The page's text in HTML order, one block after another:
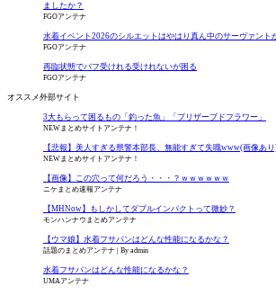
ましたか？
FGOアンテナ
水着イベント2026のシルエットはやはり真ん中のサーヴァント
FGOアンテナ
再臨状態でバフ受けれる受けれないが困る
FGOアンテナ
オススメ外部サイト
3大もらって困るもの「釣った魚」「プリザーブドフラワー」
NEWまとめサイトアンテナ！
【悲報】美人すぎる県警本部長、無能すぎて失職www(画像あ
NEWまとめサイトアンテナ！
【画像】この穴って何だろう・・・？ｗｗｗｗｗｗ
ニケまとめ速報アンテナ
【MHNow】もしかしてダブルインパクトって微妙？
モンハンナウまとめアンテナ
【ウマ娘】水着フサパンはどんな性能になるかな？
話題のまとめアンテナ By admin
水着フサパンはどんな性能になるかな？
UMAアンテナ